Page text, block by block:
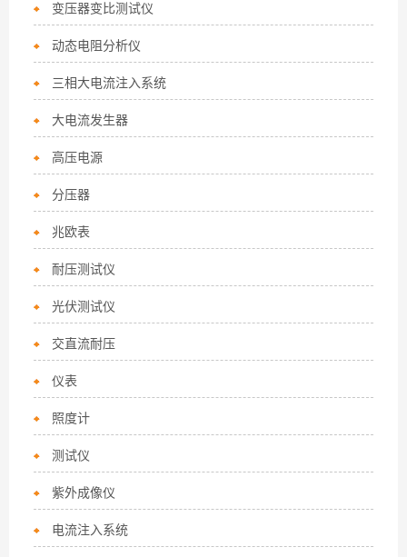
变压器变比测试仪
动态电阻分析仪
三相大电流注入系统
大电流发生器
高压电源
分压器
兆欧表
耐压测试仪
光伏测试仪
交直流耐压
仪表
照度计
测试仪
紫外成像仪
电流注入系统